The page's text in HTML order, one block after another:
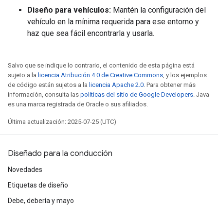
Diseño para vehículos: Mantén la configuración del
vehículo en la mínima requerida para ese entorno y
haz que sea fácil encontrarla y usarla.
Salvo que se indique lo contrario, el contenido de esta página está
sujeto a la licencia Atribución 4.0 de Creative Commons , y los ejemplos
de código están sujetos a la licencia Apache 2.0 . Para obtener más
información, consulta las políticas del sitio de Google Developers . Java
es una marca registrada de Oracle o sus afiliados.
Última actualización: 2025-07-25 (UTC)
Diseñado para la conducción
Novedades
Etiquetas de diseño
Debe, debería y mayo